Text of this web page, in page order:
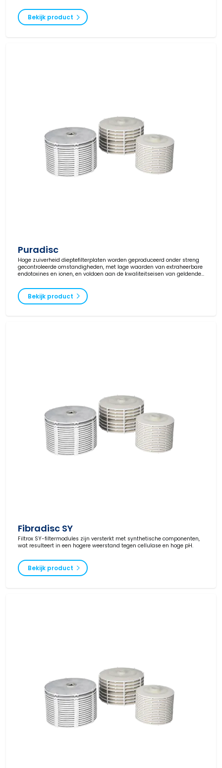
Bekijk product
Puradisc
Hoge zuiverheid dieptefilterplaten worden geproduceerd onder streng
gecontroleerde omstandigheden, met lage waarden van extraheerbare
endotoxines en ionen, en voldoen aan de kwaliteitseisen van geldende
Bekijk product
Fibradisc SY
Filtrox SY-filtermodules zijn versterkt met synthetische componenten,
wat resulteert in een hogere weerstand tegen cellulase en hoge pH.
Bekijk product